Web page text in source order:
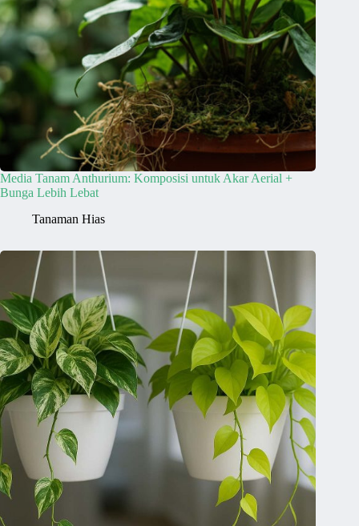
Media Tanam Anthurium: Komposisi untuk Akar Aerial +
Bunga Lebih Lebat
Tanaman Hias